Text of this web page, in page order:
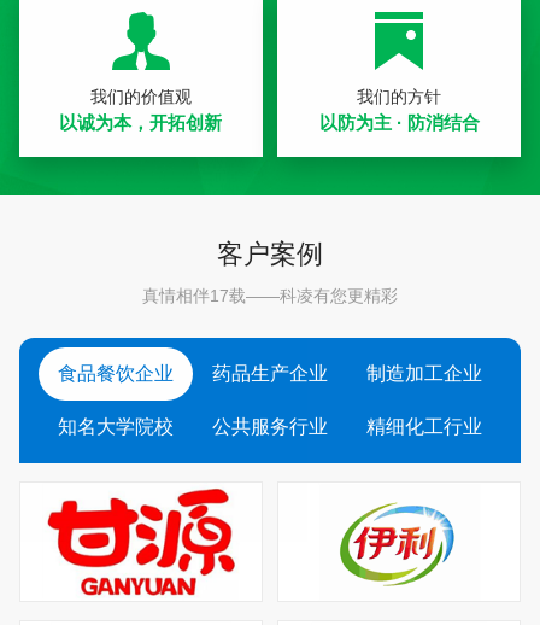
我们的价值观
以诚为本，开拓创新
我们的方针
以防为主 · 防消结合
客户案例
真情相伴17载——科凌有您更精彩
食品餐饮企业 药品生产企业 制造加工企业
知名大学院校 公共服务行业 精细化工行业